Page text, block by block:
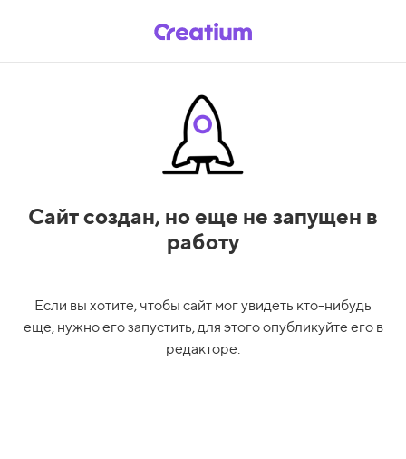
Сайт создан, но еще не запущен в
работу
Если вы хотите, чтобы сайт мог увидеть кто-нибудь
еще, нужно его запустить, для этого опубликуйте его в
редакторе.